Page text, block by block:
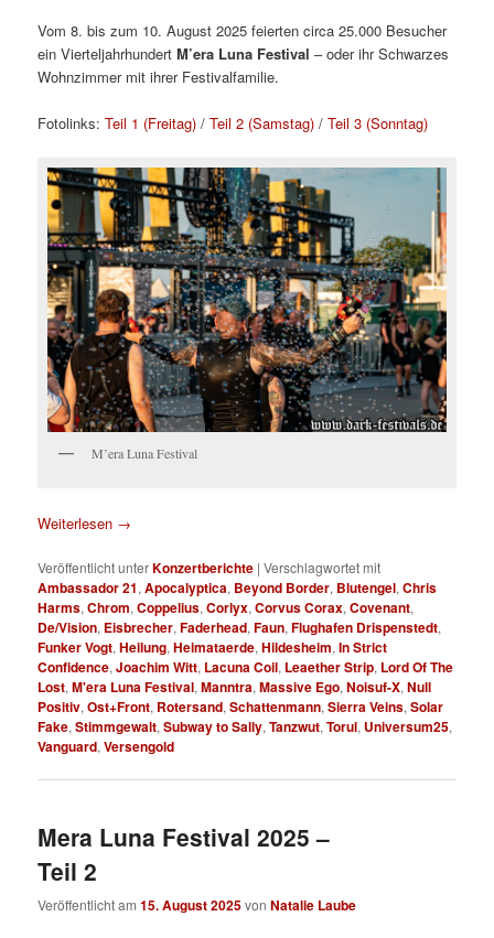
Vom 8. bis zum 10. August 2025 feierten circa 25.000 Besucher
ein VierteljahrhundertM’era Luna Festival – oder ihr Schwarzes
Wohnzimmer mit ihrer Festivalfamilie.
Fotolinks:Teil 1 (Freitag) /Teil 2 (Samstag) /Teil 3 (Sonntag)
M’era Luna Festival
Weiterlesen →
Veröffentlicht unterKonzertberichte |Verschlagwortet mit
Ambassador 21,Apocalyptica, Beyond Border, Blutengel,Chris
Harms,Chrom,Coppelius,Corlyx,Corvus Corax,Covenant,
De/Vision, Eisbrecher,Faderhead,Faun,Flughafen Drispenstedt,
Funker Vogt,Heilung,Heimataerde,Hildesheim,In Strict
Confidence,Joachim Witt, Lacuna Coil, Leaether Strip, Lord Of The
Lost,M'era Luna Festival,Manntra,Massive Ego,Noisuf-X,Null
Positiv,Ost+Front, Rotersand,Schattenmann,Sierra Veins,Solar
Fake,Stimmgewalt,Subway to Sally,Tanzwut,Torul, Universum25,
Vanguard,Versengold
Mera Luna Festival 2025 –
Teil 2
Veröffentlicht am15. August 2025vonNatalie Laube